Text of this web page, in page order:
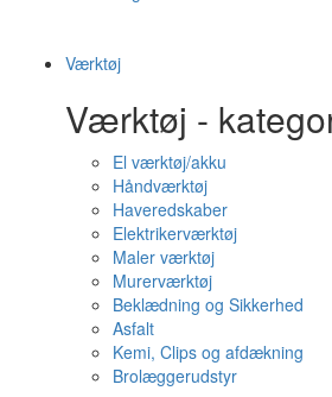
Værktøj
Værktøj -
El værktøj/akku
Håndværktøj
Haveredskaber
Elektrikerværktøj
Maler værktøj
Murerværktøj
Beklædning og Sikkerhed
Asfalt
Kemi, Clips og afdækning
Brolæggerudstyr